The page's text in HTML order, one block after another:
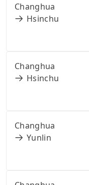
Changhua
Hsinchu
Changhua
Hsinchu
Changhua
Yunlin